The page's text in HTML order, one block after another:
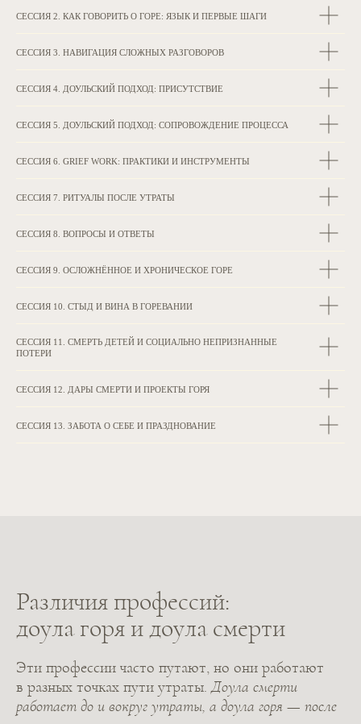
СЕССИЯ 2. КАК ГОВОРИТЬ О ГОРЕ: ЯЗЫК И ПЕРВЫЕ ШАГИ
СЕССИЯ 3. НАВИГАЦИЯ СЛОЖНЫХ РАЗГОВОРОВ
СЕССИЯ 4. ДОУЛЬСКИЙ ПОДХОД: ПРИСУТСТВИЕ
СЕССИЯ 5. ДОУЛЬСКИЙ ПОДХОД: СОПРОВОЖДЕНИЕ ПРОЦЕССА
СЕССИЯ 6. GRIEF WORK: ПРАКТИКИ И ИНСТРУМЕНТЫ
СЕССИЯ 7. РИТУАЛЫ ПОСЛЕ УТРАТЫ
СЕССИЯ 8. ВОПРОСЫ И ОТВЕТЫ
СЕССИЯ 9. ОСЛОЖНЁННОЕ И ХРОНИЧЕСКОЕ ГОРЕ
СЕССИЯ 10. СТЫД И ВИНА В ГОРЕВАНИИ
СЕССИЯ 11. СМЕРТЬ ДЕТЕЙ И СОЦИАЛЬНО НЕПРИЗНАННЫЕ
ПОТЕРИ
СЕССИЯ 12. ДАРЫ СМЕРТИ И ПРОЕКТЫ ГОРЯ
СЕССИЯ 13. ЗАБОТА О СЕБЕ И ПРАЗДНОВАНИЕ
Различия профессий:
доула горя и доула смерти
Эти профессии часто путают, но они работают
в разных точках пути утраты. Доула смерти
работает до и вокруг утраты, а доула горя — после
ЗАНЯТЬ МЕСТО